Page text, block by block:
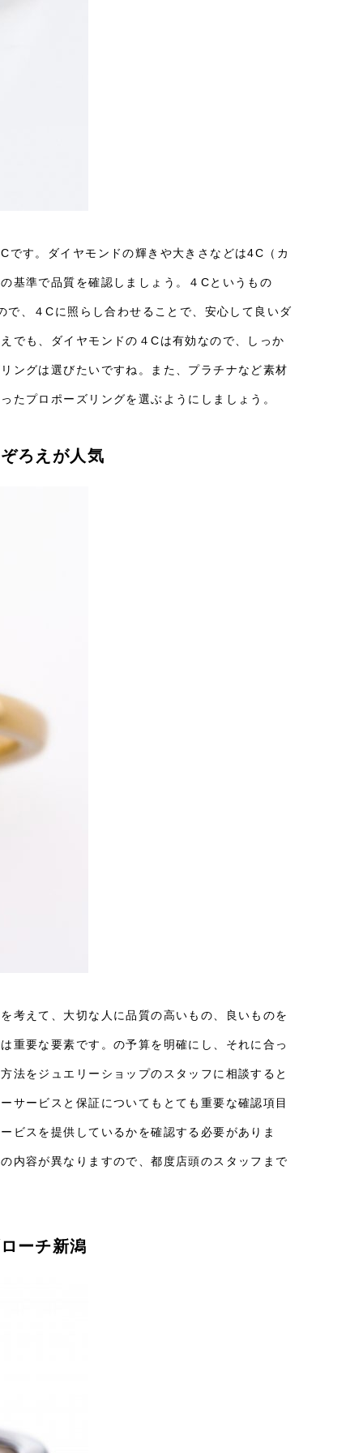
です。ダイヤモンドの輝きや大きさなどは4C（カ
基準で品質を確認しましょう。４Cというもの
で、４Cに照らし合わせることで、安心して良いダ
でも、ダイヤモンドの４Cは有効なので、しっか
ングは選びたいですね。また、プラチナなど素材
たプロポーズリングを選ぶようにしましょう。
ろえが人気
考えて、大切な人に品質の高いもの、良いものを
重要な要素です。の予算を明確にし、それに合っ
法をジュエリーショップのスタッフに相談すると
サービスと保証についてもとても重要な確認項目
ビスを提供しているかを確認する必要がありま
内容が異なりますので、都度店頭のスタッフまで
ーチ新潟